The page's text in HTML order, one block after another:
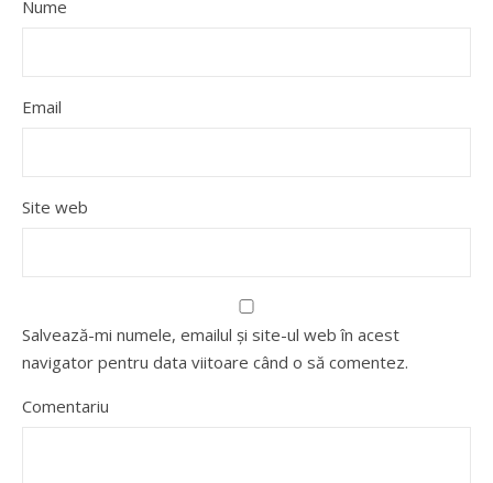
Nume
Email
Site web
Salvează-mi numele, emailul și site-ul web în acest
navigator pentru data viitoare când o să comentez.
Comentariu